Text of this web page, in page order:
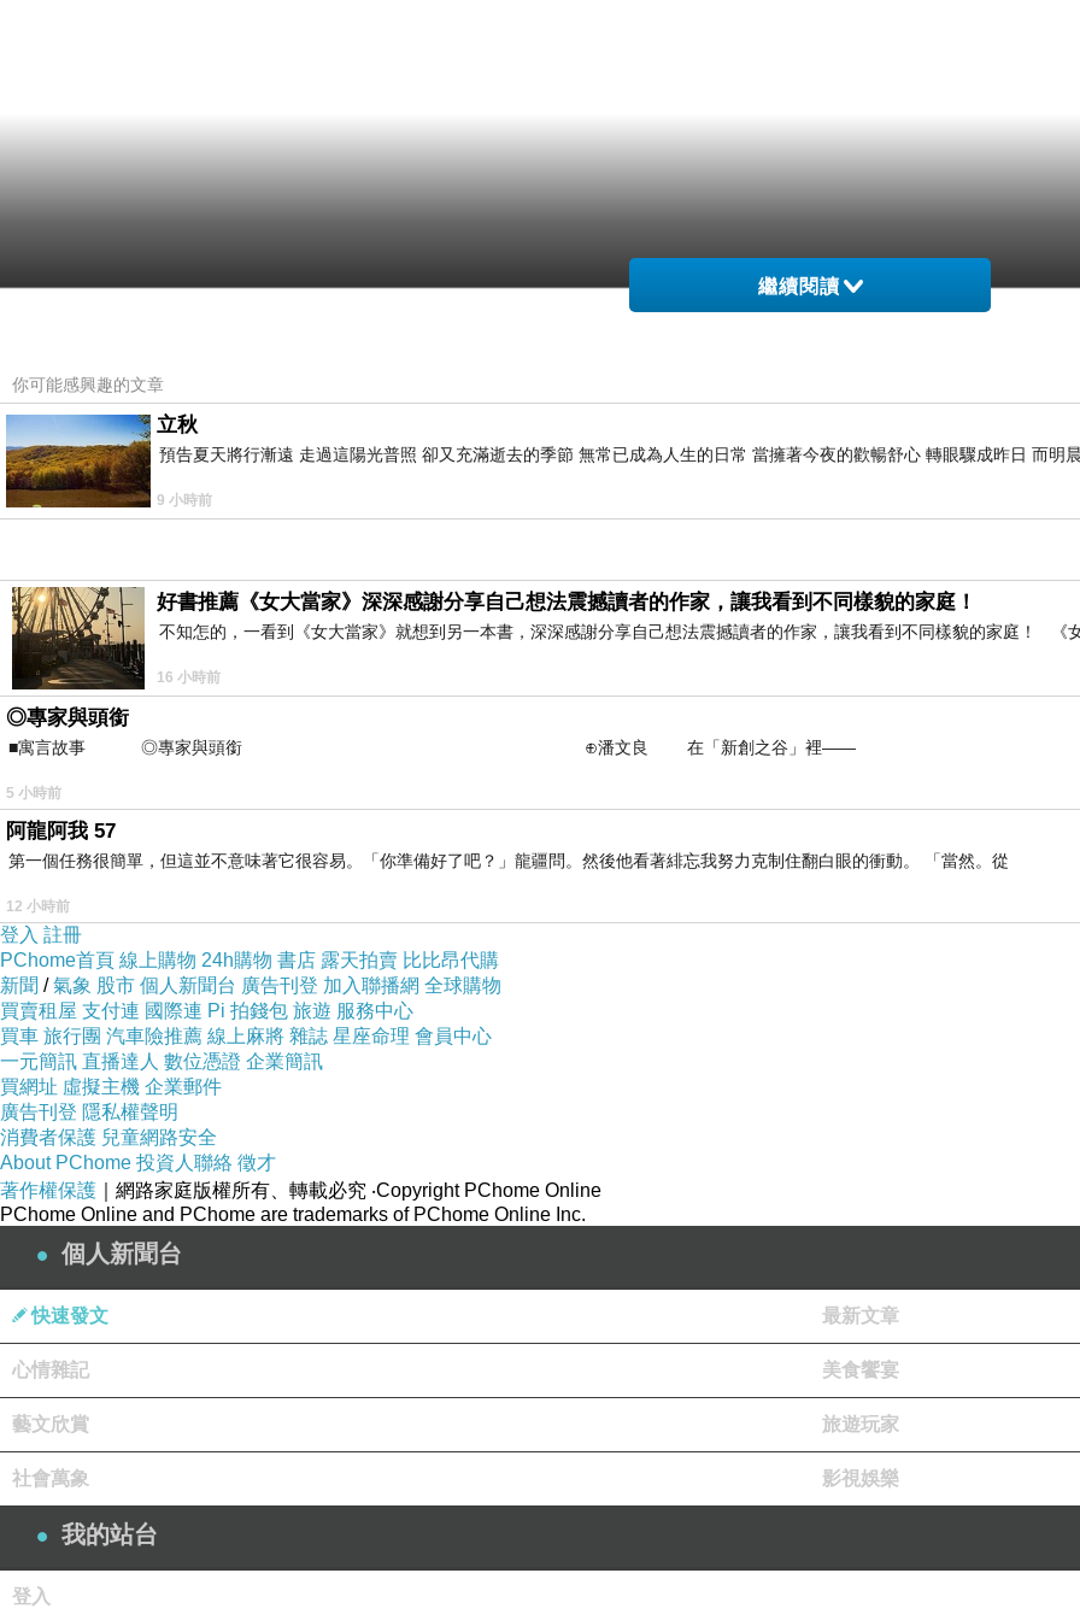
繼續閱讀
你可能感興趣的文章
立秋
預告夏天將行漸遠 走過這陽光普照 卻又充滿逝去的季節 無常已成為人生的日常 當擁著今夜的歡暢舒心 轉眼驟成昨日 而明
9 小時前
好書推薦《女大當家》深深感謝分享自己想法震撼讀者的作家，讓我看到不同樣貌的家庭！
不知怎的，一看到《女大當家》就想到另一本書，深深感謝分享自己想法震撼讀者的作家，讓我看到不同樣貌的家庭！ 《
16 小時前
◎專家與頭銜
■寓言故事 ◎專家與頭銜 ⊕潘文良 在「新創之谷」裡——
5 小時前
阿龍阿我 57
第一個任務很簡單，但這並不意味著它很容易。「你準備好了吧？」龍疆問。然後他看著緋忘我努力克制住翻白眼的衝動。 「當然。從
12 小時前
登入 註冊
PChome首頁 線上購物 24h購物 書店 露天拍賣 比比昂代購
新聞 /氣象 股市 個人新聞台 廣告刊登 加入聯播網 全球購物
買賣租屋 支付連 國際連 Pi 拍錢包 旅遊 服務中心
買車 旅行團 汽車險推薦 線上麻將 雜誌 星座命理 會員中心
一元簡訊 直播達人 數位憑證 企業簡訊
買網址 虛擬主機 企業郵件
廣告刊登 隱私權聲明
消費者保護 兒童網路安全
About PChome 投資人聯絡 徵才
著作權保護 ｜網路家庭版權所有、轉載必究 ‧Copyright PChome Online
PChome Online and PChome are trademarks of PChome Online Inc.
個人新聞台
快速發文 最新文章
心情雜記 美食饗宴
藝文欣賞 旅遊玩家
社會萬象 影視娛樂
我的站台
登入